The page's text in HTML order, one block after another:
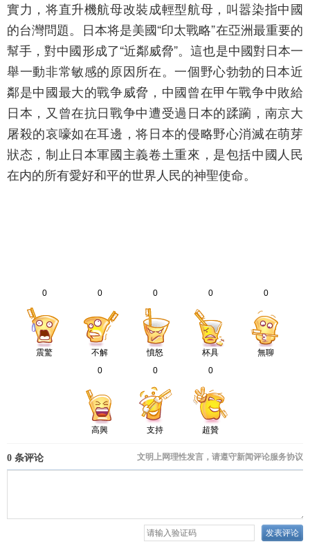
實力，将直升機航母改裝成輕型航母，叫嚣染指中國
的台灣問題。日本将是美國“印太戰略”在亞洲最重要的
幫手，對中國形成了“近鄰威脅”。這也是中國對日本一
舉一動非常敏感的原因所在。一個野心勃勃的日本近
鄰是中國最大的戰争威脅，中國曾在甲午戰争中敗給
日本，又曾在抗日戰争中遭受過日本的蹂躏，南京大
屠殺的哀嚎如在耳邊，将日本的侵略野心消滅在萌芽
狀态，制止日本軍國主義卷土重來，是包括中國人民
在内的所有愛好和平的世界人民的神聖使命。
0
震驚
0
不解
0
憤怒
0
杯具
0
無聊
0
高興
0
支持
0
超贊